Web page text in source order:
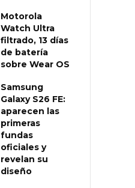
Motorola
Watch Ultra
filtrado, 13 días
de batería
sobre Wear OS
Samsung
Galaxy S26 FE:
aparecen las
primeras
fundas
oficiales y
revelan su
diseño